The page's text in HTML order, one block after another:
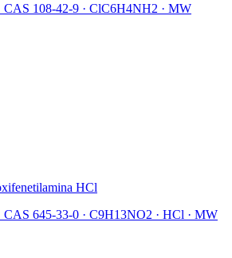
CAS 108-42-9 · ClC6H4NH2 · MW
HCl
CAS 645-33-0 · C9H13NO2 · HCl · MW